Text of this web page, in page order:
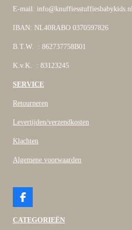
E-mail: info@knuffiesstuffiesbabykids.nl
IBAN: NL40RABO 0370597826
B.T.W. : 862737758B01
K.v.K. : 83123245
SERVICE
Retourneren
Levertijden/verzendkosten
Klachten
Algemene voorwaarden
F
c
CATEGORIEËN